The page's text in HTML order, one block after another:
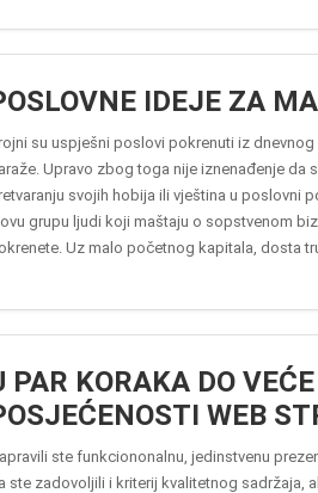
IDEJE ZA
su uspješni poslovi pokrenuti iz
Upravo zbog toga nije iznenađenje da
svojih hobija ili vještina u poslovni
grupu ljudi koji maštaju o sopstvenom
Uz malo početnog kapitala, dosta
PAR KORAKA DO VEĆE
WEB
ste funkciononalnu, jedinstvenu
ste zadovoljili i kriterij kvalitetnog sadržaja,